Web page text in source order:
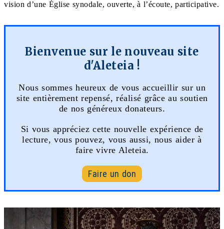
vision d’une Église synodale, ouverte, à l’écoute, participative.
Bienvenue sur le nouveau site
d'Aleteia !
Nous sommes heureux de vous accueillir sur un
site entièrement repensé, réalisé grâce au soutien
de nos généreux donateurs.
Si vous appréciez cette nouvelle expérience de
lecture, vous pouvez, vous aussi, nous aider à
faire vivre Aleteia.
Faire un don